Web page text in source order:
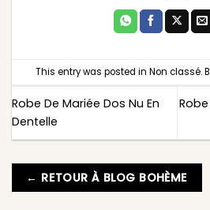
This entry was posted in Non classé.
Robe De Mariée Dos Nu En
Dentelle
← RETOUR À BLOG BOHÈME